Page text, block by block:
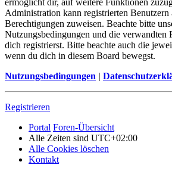
ermöglicht dir, auf weitere Funktionen
Administration kann registrierten Benutzern
Berechtigungen zuweisen. Beachte bitte
Nutzungsbedingungen und die verwandten
dich registrierst. Bitte beachte auch die
wenn du dich in diesem Board bewegst.
Nutzungsbedingungen |
Registrieren
Portal Foren-Übersicht
Alle Zeiten sind UTC+02:00
Alle Cookies löschen
Kontakt